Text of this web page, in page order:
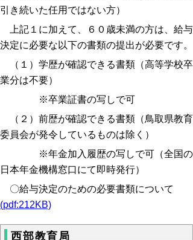
引き続いた任用ではない方）
上記１に加えて、６０歳未満の方は、給与
決定に必要な以下の書類の提出が必要です。
（１）学歴が確認できる書類（高等学校卒
業分は不要）
※卒業証書の写しで可
（２）前歴が確認できる書類（鳥取県教育
委員会が発令しているものは除く）
※年金加入履歴の写しで可（全国の
日本年金機構窓口にて即時発行）
〇給与決定のための必要書類について
(pdf:212KB)
西部教育局